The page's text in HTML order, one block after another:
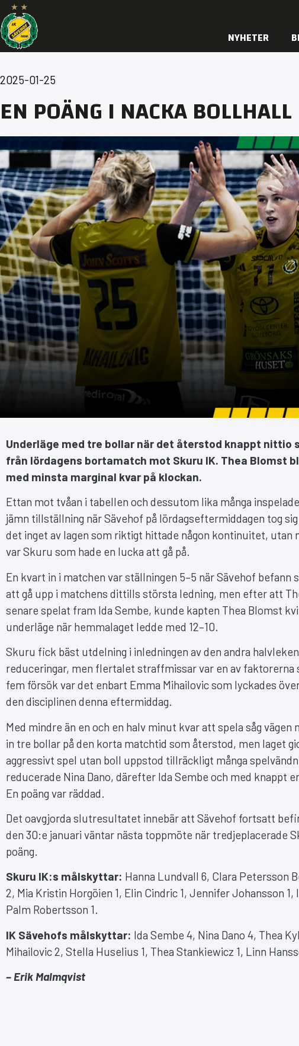
NYHETER
2025-01-25
EN POÄNG I NACKA BOLLHALL
Underläge med tre bollar när det återstod knappt nittio
från lördagens bortamatch mot Skuru IK. Thea Blomst
med minsta marginal kvar på klockan.
Ettan mot tvåan i tabellen och dessutom lika många
jämn tillställning när Sävehof på lördagseftermiddagen tog
det inget av lagen som riktigt hittade någon kontinuitet, utan
var Skuru som hade en lucka att gå på.
En kvart in i matchen var ställningen 5–5 när Sävehof
att gå upp i matchens dittills största ledning, men efter att
senare spelat fram Ida Sembe, kunde kapten Thea Blomst
underläge när hemmalaget ledde med 12–10.
Skuru fick bäst utdelning i inledningen av den andra
reduceringar, men flertalet straffmissar var en av faktorerna
fem försök var det enbart Emma Mihailovic som lyckades
den disciplinen denna eftermiddag.
Med mindre än en och en halv minut kvar att spela såg
in tre bollar på den korta matchtid som återstod, men laget
aggressivt spel utan boll uppstod tillräckligt många
reducerade Nina Dano, därefter Ida Sembe och med knappt
En poäng var räddad.
Det oavgjorda slutresultatet innebär att Sävehof fortsatt
den 30:e januari väntar nästa toppmöte när tredjeplacerade
poäng.
Skuru IK:s målskyttar: Hanna Lundvall 6, Clara Petersson
2, Mia Kristin Horgöien 1, Elin Cindric 1, Jennifer Johansson
Palm Robertsson 1.
IK Sävehofs målskyttar: Ida Sembe 4, Nina Dano 4, Thea
Mihailovic 2, Stella Huselius 1, Thea Stankiewicz 1, Linn
– Erik Malmqvist